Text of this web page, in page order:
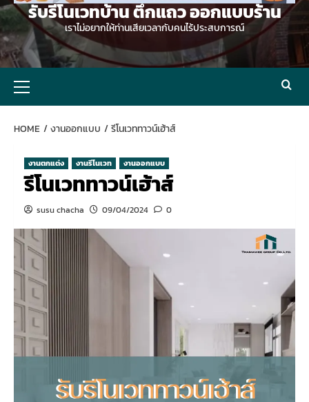
รับรีโนเวทบ้าน ตึกแถว ออกแบบร้าน
เราไม่อยากให้ท่านเสียเวลากับคนไร้ประสบการณ์
Menu
HOME งานออกแบบ รีโนเวททาวน์เฮ้าส์
งานตกแต่ง งานรีโนเวท งานออกแบบ
รีโนเวททาวน์เฮ้าส์
susu chacha 09/04/2024 0